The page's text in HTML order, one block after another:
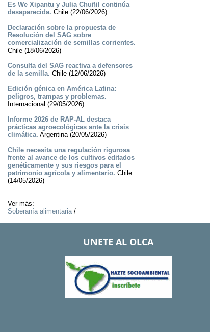
Es We Xipantu y Julia Chuñil continúa
desaparecida. Chile (22/06/2026)
Declaración sobre la propuesta de
Resolución del SAG sobre
comercialización de semillas corrientes.
Chile (18/06/2026)
Consulta del SAG reactiva a defensores
de la semilla. Chile (12/06/2026)
Edición génica en América Latina:
peligros, trampas y problemas.
Internacional (29/05/2026)
Informe 2026 de RAP-AL destaca
prácticas agroecológicas ante la crisis
climática. Argentina (20/05/2026)
Chile necesita una regulación rigurosa
frente al avance de los cultivos editados
genéticamente y sus riesgos para el
patrimonio agrícola y alimentario. Chile
(14/05/2026)
Ver más:
Soberanía alimentaria/
UNETE AL OLCA